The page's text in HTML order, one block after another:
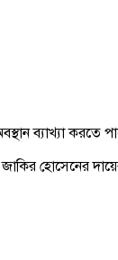
ব্যাখ্যা করতে
হোসেনের